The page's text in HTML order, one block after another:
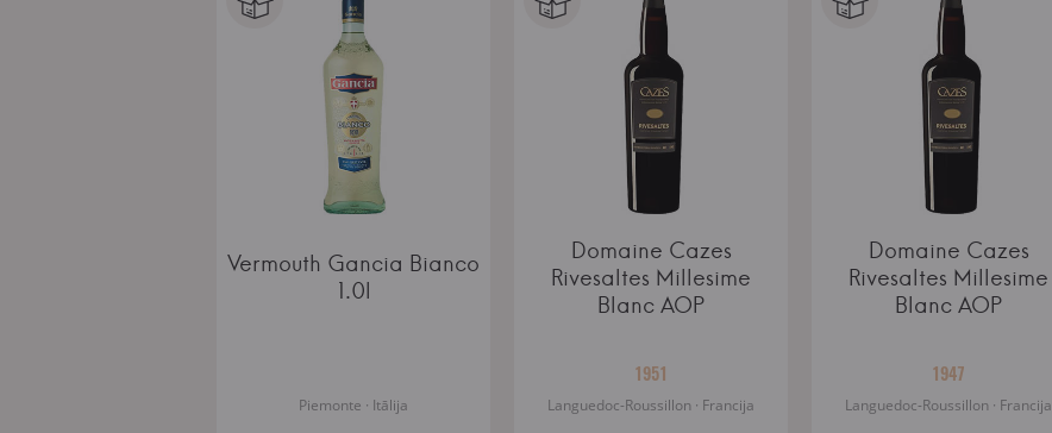
Vermouth Gancia Bianco
1.0l
Piemonte · Itālija
Domaine Cazes
Rivesaltes Millesime
Blanc AOP
1951
Languedoc-Roussillon · Francija
Domaine Cazes
Rivesaltes Millesime
Blanc AOP
1947
Languedoc-Roussillon · Francija